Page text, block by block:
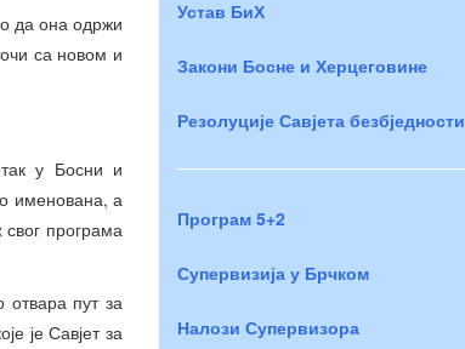
да она одржи
са новом и
у Босни и
именована, а
свог програма
отвара пут за
је Савјет за
Устав БиХ
Закони Босне и Херцеговине
Резолуције Савјета безбједности
Програм 5+2
Супервизија у Брчком
Налози Супервизора